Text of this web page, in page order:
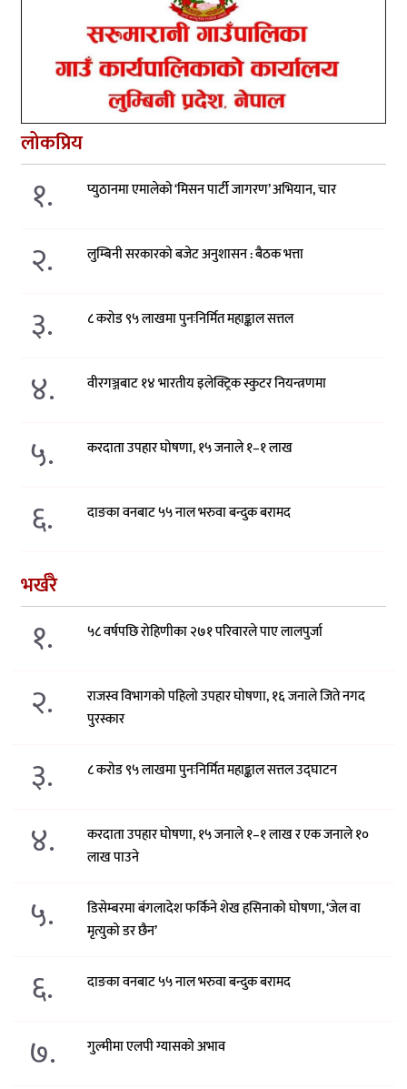
लोकप्रिय
१. प्युठानमा एमालेको ‘मिसन पार्टी जागरण’ अभियान, चार
२. लुम्बिनी सरकारको बजेट अनुशासन : बैठक भत्ता
३. ८ करोड ९५ लाखमा पुनःनिर्मित महाङ्काल सत्तल
४. वीरगञ्जबाट १४ भारतीय इलेक्ट्रिक स्कुटर नियन्त्रणमा
५. करदाता उपहार घोषणा, १५ जनाले १–१ लाख
६. दाङका वनबाट ५५ नाल भरुवा बन्दुक बरामद
भर्खरै
१. ५८ वर्षपछि रोहिणीका २७१ परिवारले पाए लालपुर्जा
२.
राजस्व विभागको पहिलो उपहार घोषणा, १६ जनाले जिते नगद
पुरस्कार
३. ८ करोड ९५ लाखमा पुनःनिर्मित महाङ्काल सत्तल उद्घाटन
४.
करदाता उपहार घोषणा, १५ जनाले १–१ लाख र एक जनाले १०
लाख पाउने
५.
डिसेम्बरमा बंगलादेश फर्किने शेख हसिनाको घोषणा, ‘जेल वा
मृत्युको डर छैन’
६. दाङका वनबाट ५५ नाल भरुवा बन्दुक बरामद
७. गुल्मीमा एलपी ग्यासको अभाव